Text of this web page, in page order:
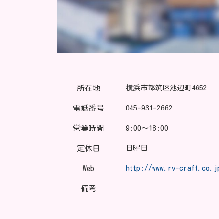
所在地 横浜市都筑区池辺町4652
電話番号 045-931-2662
営業時間 9:00～18:00
定休日 日曜日
Web http://www.rv-
備考